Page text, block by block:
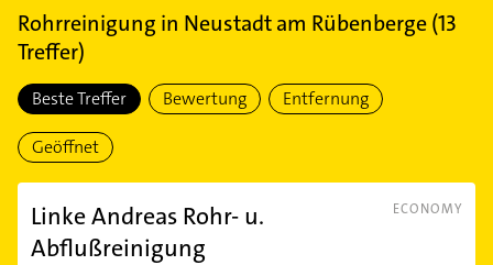
Rohrreinigung in Neustadt am Rübenberge(13
Treffer)
Beste Treffer Bewertung Entfernung
Geöffnet
ECONOMY
Linke Andreas Rohr- u.
Abflußreinigung